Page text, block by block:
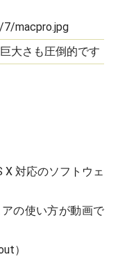
大さも圧倒的です
X 対応のソフトウェ
アの使い方が動画で
）